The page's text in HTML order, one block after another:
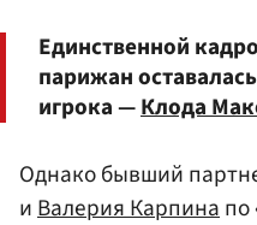
Единственной
парижан
игрока —Клода
Однако бывший
иВалерия Карпинапо